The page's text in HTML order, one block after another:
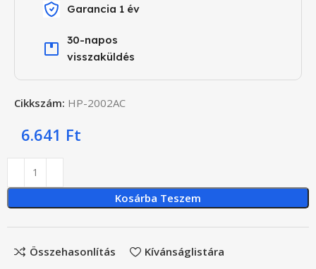
Garancia 1 év
30-napos
visszaküldés
Cikkszám: HP-2002AC
6.641 Ft
Kosárba Teszem
Összehasonlítás Kívánságlistára